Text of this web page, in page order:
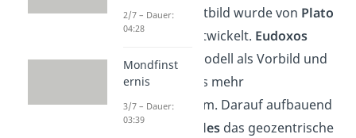
geozentrisches Weltbild wurde von Plato
380 vor Christus entwickelt. Eudoxos
nahm sich dieses Modell als Vorbild und
goß es in eine etwas mehr
mathematische Form. Darauf aufbauend
erweiterte
Aristotelesdas geozentrische
2/7 – Dauer:
04:28
Mondfinst
ernis
3/7 – Dauer:
03:39